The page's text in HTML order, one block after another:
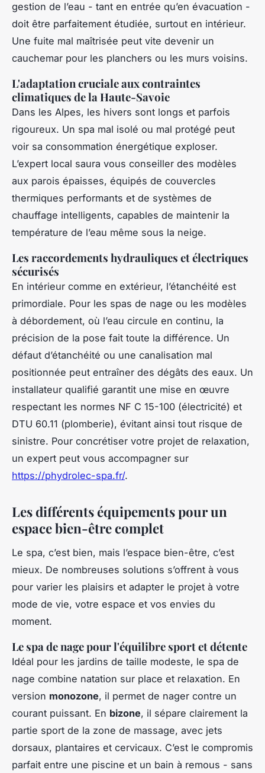
gestion de l’eau - tant en entrée qu’en évacuation -
doit être parfaitement étudiée, surtout en intérieur.
Une fuite mal maîtrisée peut vite devenir un
cauchemar pour les planchers ou les murs voisins.
L'adaptation cruciale aux contraintes
climatiques de la Haute-Savoie
Dans les Alpes, les hivers sont longs et parfois
rigoureux. Un spa mal isolé ou mal protégé peut
voir sa consommation énergétique exploser.
L’expert local saura vous conseiller des modèles
aux parois épaisses, équipés de couvercles
thermiques performants et de systèmes de
chauffage intelligents, capables de maintenir la
température de l’eau même sous la neige.
Les raccordements hydrauliques et électriques
sécurisés
En intérieur comme en extérieur, l’étanchéité est
primordiale. Pour les spas de nage ou les modèles
à débordement, où l’eau circule en continu, la
précision de la pose fait toute la différence. Un
défaut d’étanchéité ou une canalisation mal
positionnée peut entraîner des dégâts des eaux. Un
installateur qualifié garantit une mise en œuvre
respectant les normes NF C 15-100 (électricité) et
DTU 60.11 (plomberie), évitant ainsi tout risque de
sinistre. Pour concrétiser votre projet de relaxation,
un expert peut vous accompagner sur
https://phydrolec-spa.fr/.
Les différents équipements pour un
espace bien-être complet
Le spa, c’est bien, mais l’espace bien-être, c’est
mieux. De nombreuses solutions s’offrent à vous
pour varier les plaisirs et adapter le projet à votre
mode de vie, votre espace et vos envies du
moment.
Le spa de nage pour l'équilibre sport et détente
Idéal pour les jardins de taille modeste, le spa de
nage combine natation sur place et relaxation. En
version monozone, il permet de nager contre un
courant puissant. En bizone, il sépare clairement la
partie sport de la zone de massage, avec jets
dorsaux, plantaires et cervicaux. C’est le compromis
parfait entre une piscine et un bain à remous - sans